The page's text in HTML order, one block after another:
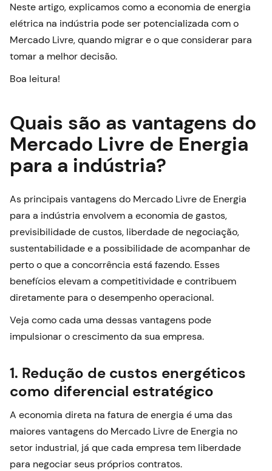
Neste artigo, explicamos como a economia de energia
elétrica na indústria pode ser potencializada com o
Mercado Livre, quando migrar e o que considerar para
tomar a melhor decisão.
Boa leitura!
Quais são as vantagens do
Mercado Livre de Energia
para a indústria?
As principais vantagens do Mercado Livre de Energia
para a indústria envolvem a economia de gastos,
previsibilidade de custos, liberdade de negociação,
sustentabilidade e a possibilidade de acompanhar de
perto o que a concorrência está fazendo. Esses
benefícios elevam a competitividade e contribuem
diretamente para o desempenho operacional.
Veja como cada uma dessas vantagens pode
impulsionar o crescimento da sua empresa.
1. Redução de custos energéticos
como diferencial estratégico
A economia direta na fatura de energia é uma das
maiores vantagens do Mercado Livre de Energia no
setor industrial, já que cada empresa tem liberdade
para negociar seus próprios contratos.